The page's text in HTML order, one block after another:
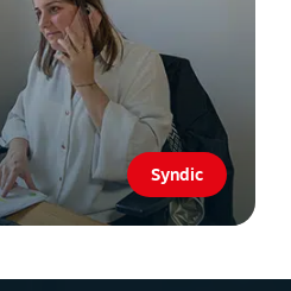
Syndic